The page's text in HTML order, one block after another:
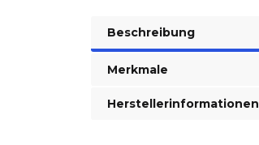
Beschreibung
Merkmale
Herstellerinformationen